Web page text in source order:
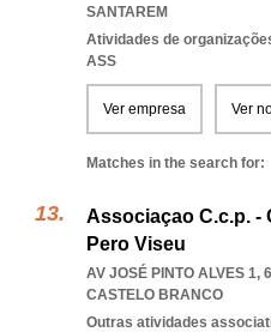
SANTAREM
Atividades de
ASS
Ver empresa Ver
Matches in the search for:
Associaçao C.c.p. -
Pero Viseu
AV JOSÉ PINTO ALVES 1,
CASTELO BRANCO
Outras atividades